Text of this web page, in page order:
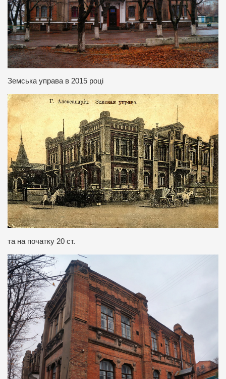
Земська управа в 2015 році
та на початку 20 ст.